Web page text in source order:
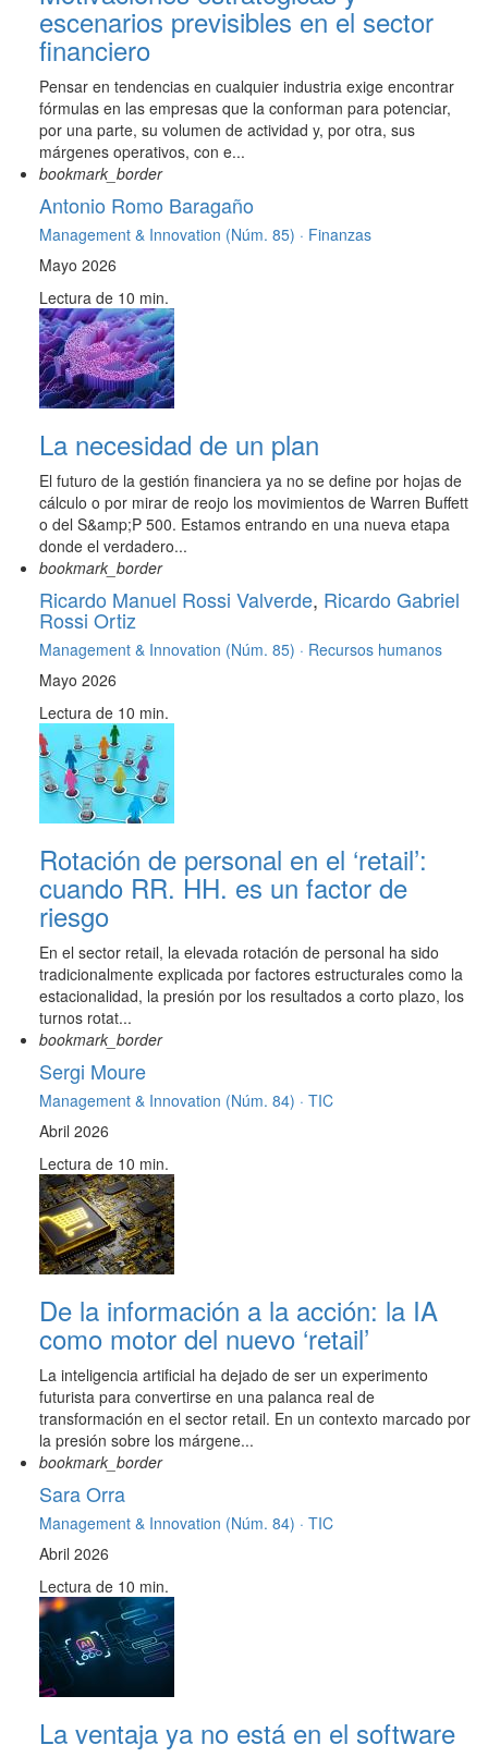
escenarios previsibles en el sector
financiero
Pensar en tendencias en cualquier industria exige encontrar
fórmulas en las empresas que la conforman para potenciar,
por una parte, su volumen de actividad y, por otra, sus
márgenes operativos, con e...
bookmark_border
Antonio Romo Baragaño
Management & Innovation (Núm. 85) · Finanzas
Mayo 2026
Lectura de 10 min.
La necesidad de un plan
El futuro de la gestión financiera ya no se define por hojas de
cálculo o por mirar de reojo los movimientos de Warren Buffett
o del S&amp;P 500. Estamos entrando en una nueva etapa
donde el verdadero...
bookmark_border
Ricardo Manuel Rossi Valverde, Ricardo Gabriel
Rossi Ortiz
Management & Innovation (Núm. 85) · Recursos humanos
Mayo 2026
Lectura de 10 min.
Rotación de personal en el ‘retail’:
cuando RR. HH. es un factor de
riesgo
En el sector retail, la elevada rotación de personal ha sido
tradicionalmente explicada por factores estructurales como la
estacionalidad, la presión por los resultados a corto plazo, los
turnos rotat...
bookmark_border
Sergi Moure
Management & Innovation (Núm. 84) · TIC
Abril 2026
Lectura de 10 min.
De la información a la acción: la IA
como motor del nuevo ‘retail’
La inteligencia artificial ha dejado de ser un experimento
futurista para convertirse en una palanca real de
transformación en el sector retail. En un contexto marcado por
la presión sobre los márgene...
bookmark_border
Sara Orra
Management & Innovation (Núm. 84) · TIC
Abril 2026
Lectura de 10 min.
La ventaja ya no está en el software